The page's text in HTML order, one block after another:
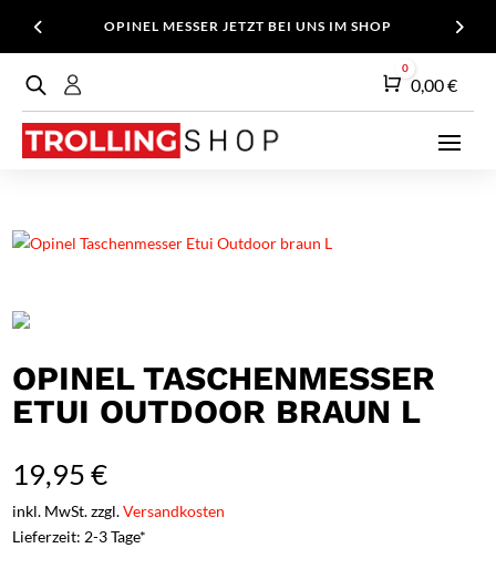
OPINEL MESSER JETZT BEI UNS IM SHOP
Warenkorb
0
0,00€
OPINEL TASCHENMESSER
ETUI OUTDOOR BRAUN L
19,95€
inkl. MwSt. zzgl.Versandkosten
Lieferzeit: 2-3 Tage*